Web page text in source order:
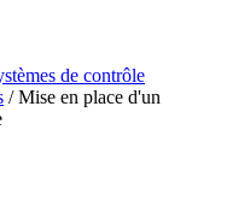
de contrôle
/ Mise en place d'un